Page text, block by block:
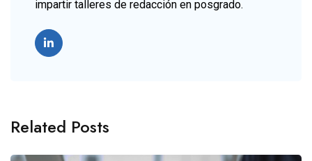
impartir talleres de redacción en posgrado.
Related Posts